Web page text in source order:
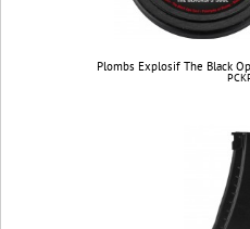
Plombs Explosif The Black